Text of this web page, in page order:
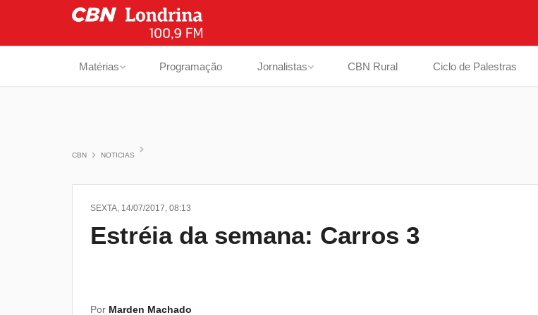
Matérias Programação Jornalistas CBN Rural Ciclo de Palestras
CBN NOTICIAS
SEXTA, 14/07/2017, 08:13
Estréia da semana: Carros 3
Por Marden Machado